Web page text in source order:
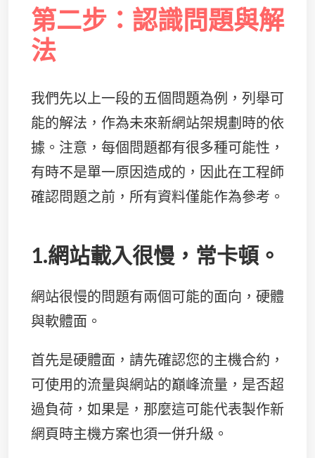
第二步：認識問題與解
法
我們先以上一段的五個問題為例，列舉可
能的解法，作為未來新網站架規劃時的依
據。注意，每個問題都有很多種可能性，
有時不是單一原因造成的，因此在工程師
確認問題之前，所有資料僅能作為參考。
1.網站載入很慢，常卡頓。
網站很慢的問題有兩個可能的面向，硬體
與軟體面。
首先是硬體面，請先確認您的主機合約，
可使用的流量與網站的巔峰流量，是否超
過負荷，如果是，那麼這可能代表製作新
網頁時主機方案也須一併升級。